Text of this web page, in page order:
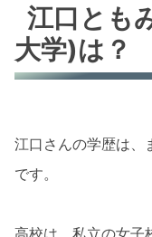
江口とも
大学)は？
江口さんの学歴は、
です。